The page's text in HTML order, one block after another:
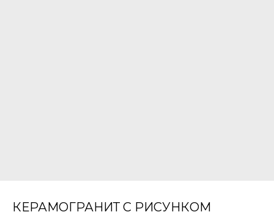
КЕРАМОГРАНИТ С РИСУНКОМ